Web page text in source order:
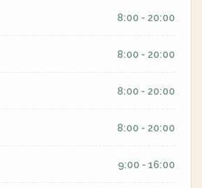
8:00 - 20:00
8:00 - 20:00
8:00 - 20:00
8:00 - 20:00
9:00 - 16:00